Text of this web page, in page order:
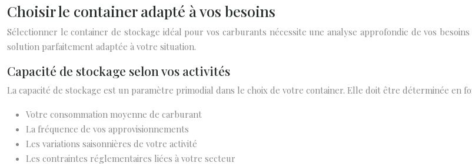
Choisir le container adapté à vos besoins
Sélectionner le container de stockage idéal pour vos carburants nécessite une analyse approfondie de vos
solution parfaitement adaptée à votre situation.
Capacité de stockage selon vos activités
La capacité de stockage est un paramètre primodial dans le choix de votre container. Elle doit être déterminée en
Votre consommation moyenne de carburant
La fréquence de vos approvisionnements
Les variations saisonnières de votre activité
Les contraintes réglementaires liées à votre secteur